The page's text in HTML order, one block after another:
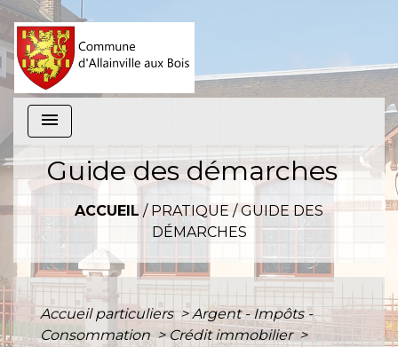
menu
Guide des démarches
ACCUEIL / PRATIQUE /GUIDE DES
DÉMARCHES
Accueil particuliers> Argent - Impôts -
Consommation> Crédit immobilier>